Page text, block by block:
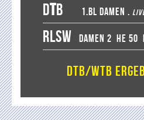
DTB 1.BL Damen .
RLSW Damen 2 He 50
DTB/WTB